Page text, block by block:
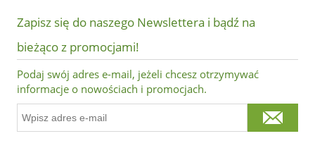
Zapisz się do naszego Newslettera i bądź na
bieżąco z promocjami!
Podaj swój adres e-mail, jeżeli chcesz otrzymywać
informacje o nowościach i promocjach.